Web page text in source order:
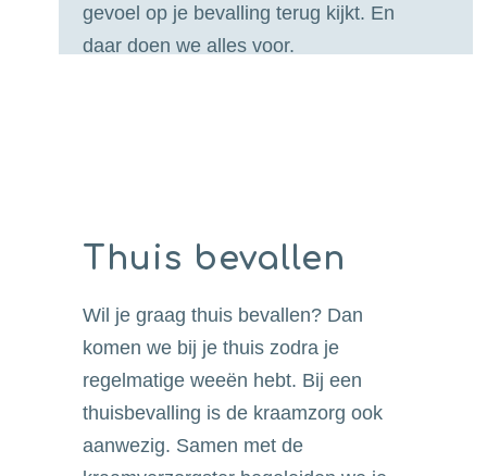
gevoel op je bevalling terug kijkt. En
daar doen we alles voor.
Thuis bevallen
Wil je graag thuis bevallen? Dan
komen we bij je thuis zodra je
regelmatige weeën hebt. Bij een
thuisbevalling is de kraamzorg ook
aanwezig. Samen met de